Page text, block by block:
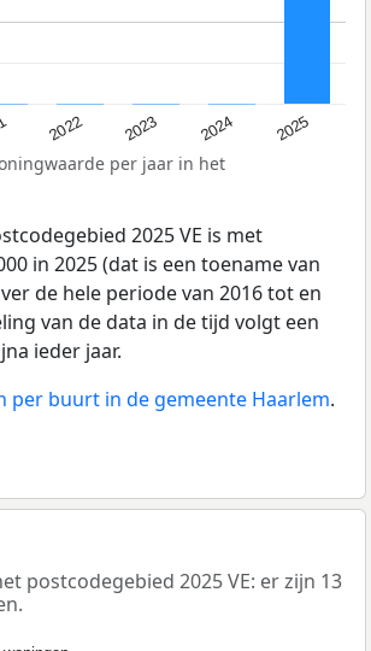
2022 2023 2024 2025
per jaar in het
2025 VE is met
in 2025 (dat is een toename van
de hele periode van 2016 tot en
van de data in de tijd volgt een
ieder jaar.
per buurt in de gemeente Haarlem.
postcodegebied 2025 VE: er zijn 13